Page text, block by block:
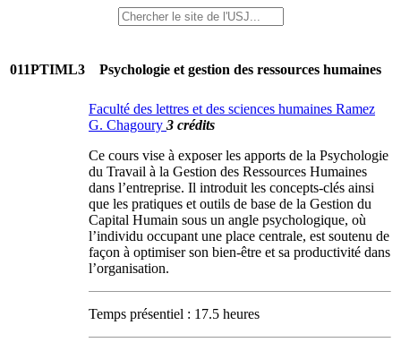
011PTIML3 Psychologie et gestion des ressources humaines
Faculté des lettres et des sciences humaines Ramez
G. Chagoury 3 crédits
Ce cours vise à exposer les apports de la Psychologie
du Travail à la Gestion des Ressources Humaines
dans l’entreprise. Il introduit les concepts-clés ainsi
que les pratiques et outils de base de la Gestion du
Capital Humain sous un angle psychologique, où
l’individu occupant une place centrale, est soutenu de
façon à optimiser son bien-être et sa productivité dans
l’organisation.
Temps présentiel : 17.5 heures